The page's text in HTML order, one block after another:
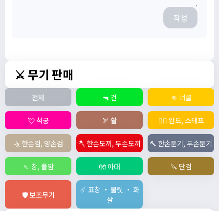
작성
⚔️ 무기 판매
전체 🔫 건 👊 너클
💘 석궁 🏹 활 🧙‍♀️ 완드, 스테프
🤺 한손검, 양손검 🪓 한손도끼, 두손도끼 🔨 한손둔기, 두손둔기
🍡 창, 폴암 🧤 아대 🔪 단검
🛡️ 보조무기
☄️ 표창 ・ 불릿 ・ 화
살